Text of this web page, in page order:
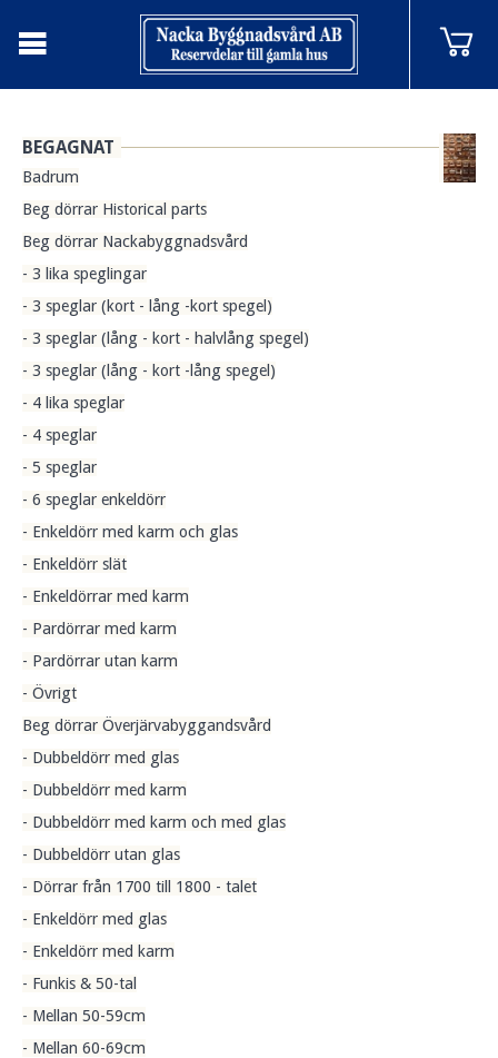
BEGAGNAT
Badrum
Beg dörrar Historical parts
Beg dörrar Nackabyggnadsvård
- 3 lika speglingar
- 3 speglar (kort - lång -kort spegel)
- 3 speglar (lång - kort - halvlång spegel)
- 3 speglar (lång - kort -lång spegel)
- 4 lika speglar
- 4 speglar
- 5 speglar
- 6 speglar enkeldörr
- Enkeldörr med karm och glas
- Enkeldörr slät
- Enkeldörrar med karm
- Pardörrar med karm
- Pardörrar utan karm
- Övrigt
Beg dörrar Överjärvabyggandsvård
- Dubbeldörr med glas
- Dubbeldörr med karm
- Dubbeldörr med karm och med glas
- Dubbeldörr utan glas
- Dörrar från 1700 till 1800 - talet
- Enkeldörr med glas
- Enkeldörr med karm
- Funkis & 50-tal
- Mellan 50-59cm
- Mellan 60-69cm